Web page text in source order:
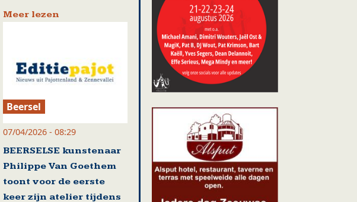
Meer lezen
Beersel
07/04/2026 - 08:29
BEERSELSE kunstenaar
Philippe Van Goethem
toont voor de eerste
keer zijn atelier tijdens